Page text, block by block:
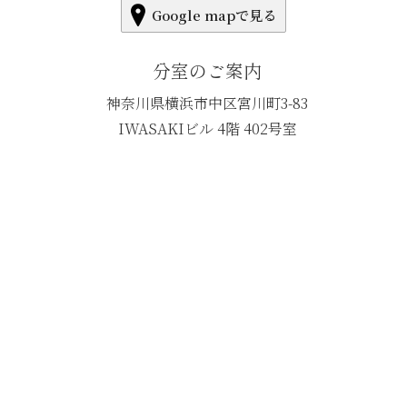
Google mapで見る
分室のご案内
神奈川県横浜市中区宮川町3-83
IWASAKIビル 4階 402号室